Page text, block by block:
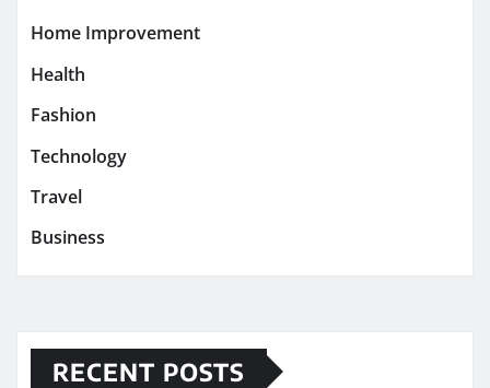
Home Improvement
Health
Fashion
Technology
Travel
Business
RECENT POSTS